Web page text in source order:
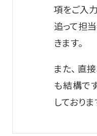
項をご入力
追って担
きます。
また、 直
も結構で
しておりま